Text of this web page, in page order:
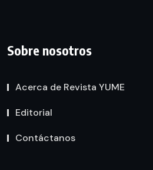
Sobre nosotros
Acerca de Revista YUME
Editorial
Contáctanos